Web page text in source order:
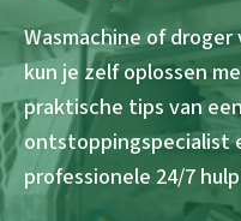
Wasmachine of
kun je zelf oplossen
praktische tips van
ontstoppingspecialist
professionele 24/7